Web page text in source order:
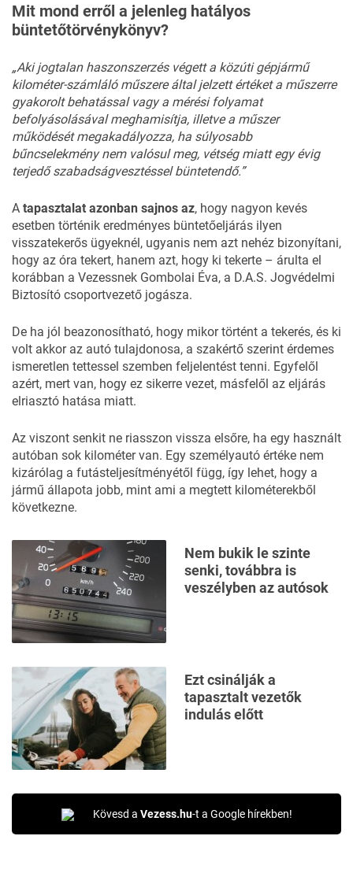
Mit mond erről a jelenleg hatályos
büntetőtörvénykönyv?
„Aki jogtalan haszonszerzés végett a közúti gépjármű
kilométer-számláló műszere által jelzett értéket a műszerre
gyakorolt behatással vagy a mérési folyamat
befolyásolásával meghamisítja, illetve a műszer
működését megakadályozza, ha súlyosabb
bűncselekmény nem valósul meg, vétség miatt egy évig
terjedő szabadságvesztéssel büntetendő.”
A tapasztalat azonban sajnos az, hogy nagyon kevés
esetben történik eredményes büntetőeljárás ilyen
visszatekerős ügyeknél, ugyanis nem azt nehéz bizonyítani,
hogy az óra tekert, hanem azt, hogy ki tekerte – árulta el
korábban a Vezessnek Gombolai Éva, a D.A.S. Jogvédelmi
Biztosító csoportvezető jogásza.
De ha jól beazonosítható, hogy mikor történt a tekerés, és ki
volt akkor az autó tulajdonosa, a szakértő szerint érdemes
ismeretlen tettessel szemben feljelentést tenni. Egyfelől
azért, mert van, hogy ez sikerre vezet, másfelől az eljárás
elriasztó hatása miatt.
Az viszont senkit ne riasszon vissza elsőre, ha egy használt
autóban sok kilométer van. Egy személyautó értéke nem
kizárólag a futásteljesítményétől függ, így lehet, hogy a
jármű állapota jobb, mint ami a megtett kilométerekből
következne.
Nem bukik le szinte
senki, továbbra is
veszélyben az autósok
Ezt csinálják a
tapasztalt vezetők
indulás előtt
Kövesd a Vezess.hu-t a Google hírekben!